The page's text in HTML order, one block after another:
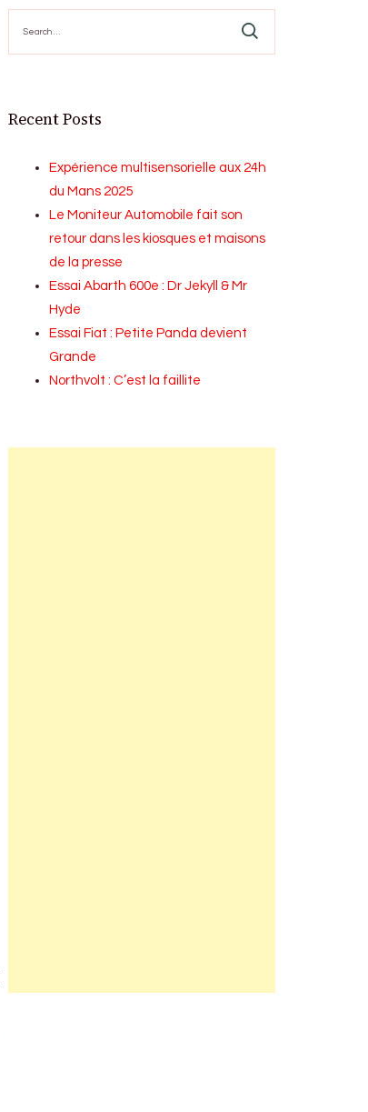
for:
Recent Posts
Expérience multisensorielle aux 24h
du Mans 2025
Le Moniteur Automobile fait son
retour dans les kiosques et maisons
de la presse
Essai Abarth 600e : Dr Jekyll & Mr
Hyde
Essai Fiat : Petite Panda devient
Grande
Northvolt : C’est la faillite